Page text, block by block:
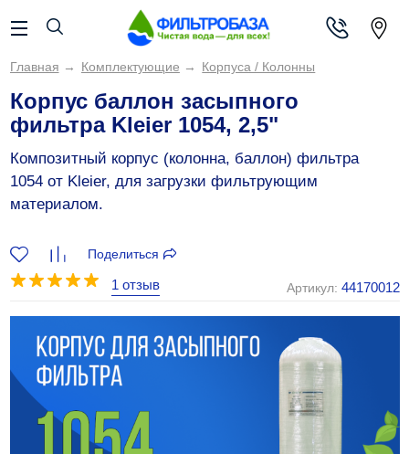
Главная → Комплектующие → Корпуса / Колонны
Корпус баллон засыпного
фильтра Kleier 1054, 2,5"
Композитный корпус (колонна, баллон) фильтра
1054 от Kleier, для загрузки фильтрующим
материалом.
1 отзыв Артикул: 44170012
Поделиться